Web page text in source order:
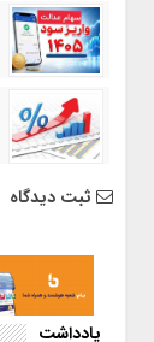
ثبت دیدگاه
یادداشت